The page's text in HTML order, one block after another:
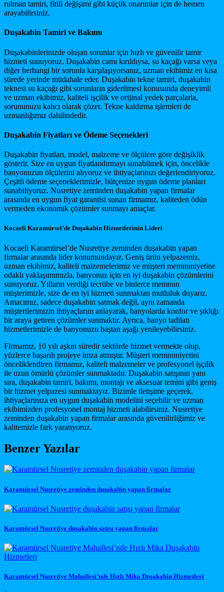
rulman tamiri, fitili değişimi gibi küçük onarımlar için de hemen
arayabilirsiniz.
Duşakabin Tamiri ve Bakımı
Duşakabinlerinizde oluşan sorunlar için hızlı ve güvenilir tamir
hizmeti sunuyoruz. Duşakabin camı kırıldıysa, su kaçağı varsa veya
diğer herhangi bir sorunla karşılaşıyorsanız, uzman ekibimiz en kısa
sürede yerinde müdahale eder. Duşakabin tekne tamiri, duşakabin
teknesi su kaçağı gibi sorunların giderilmesi konusunda deneyimli
ve uzman ekibimiz, kaliteli işçilik ve orijinal yedek parçalarla,
sorununuzu kalıcı olarak çözer. Tekne kaldırma işlemleri de
uzmanlığımız dahilindedir.
Duşakabin Fiyatları ve Ödeme Seçenekleri
Duşakabin fiyatları, model, malzeme ve ölçülere göre değişiklik
gösterir. Size en uygun fiyatlandırmayı sunabilmek için, öncelikle
banyonuzun ölçülerini alıyoruz ve ihtiyaçlarınızı değerlendiriyoruz.
Çeşitli ödeme seçeneklerimizle, bütçenize uygun ödeme planları
sunabiliyoruz. Nusretiye zeminden duşakabin yapan firmalar
arasında en uygun fiyat garantisi sunan firmamız, kaliteden ödün
vermeden ekonomik çözümler sunmayı amaçlar.
Kocaeli Karamürsel’de Duşakabin Hizmetlerinin Lideri
Kocaeli Karamürsel’de Nusretiye zeminden duşakabin yapan
firmalar arasında lider konumundayız. Geniş ürün yelpazemiz,
uzman ekibimiz, kaliteli malzemelerimiz ve müşteri memnuniyetine
odaklı yaklaşımımızla, banyonuz için en iyi duşakabin çözümlerini
sunuyoruz. Yılların verdiği tecrübe ve binlerce memnun
müşterimizle, size de en iyi hizmeti sunmaktan mutluluk duyarız.
Amacımız, sadece duşakabin satmak değil, aynı zamanda
müşterilerimizin ihtiyaçlarını anlayarak, banyolarda konfor ve şıklığı
bir araya getiren çözümler sunmaktır. Ayrıca, banyo tadilatı
hizmetlerimizle de banyonuzu baştan aşağı yenileyebilirsiniz.
Firmamız, 10 yılı aşkın süredir sektörde hizmet vermekte olup,
yüzlerce başarılı projeye imza atmıştır. Müşteri memnuniyetini
önceliklendiren firmamız, kaliteli malzemeler ve profesyonel işçilik
ile uzun ömürlü çözümler sunmaktadır. Duşakabin satışının yanı
sıra, duşakabin tamiri, bakımı, montajı ve aksesuar temini gibi geniş
bir hizmet yelpazesi sunmaktayız. Bizimle iletişime geçerek,
ihtiyaçlarınıza en uygun duşakabin modelini seçebilir ve uzman
ekibimizden profesyonel montaj hizmeti alabilirsiniz. Nusretiye
zeminden duşakabin yapan firmalar arasında güvenilirliğimiz ve
kalitemizle fark yaratıyoruz.
Benzer Yazılar
Karamürsel Nusretiye zeminden duşakabin yapan firmalar
Karamürsel Nusretiye duşakabin satışı yapan firmalar
Karamürsel Nusretiye Mahallesi’nde Hızlı Mika Duşakabin Hizmetleri